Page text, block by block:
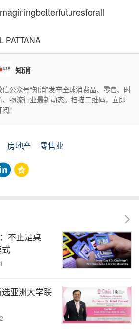
PATTANA
知消
信公众号“知消”发布全球消费品、零售、时
、物流行业最新动态。扫描二维码，立即
！
房地产
零售业
不止是桌
亚洲大学联